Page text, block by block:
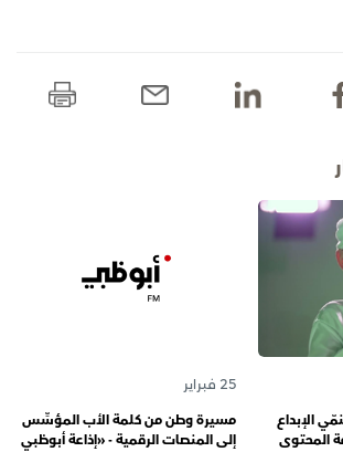
الإبداع
المحتوى
25 فبراير
مسيرة وطن من كلمة الأب المؤسِّس
إلى المنصات الرقمية - «إذاعة أبوظبي